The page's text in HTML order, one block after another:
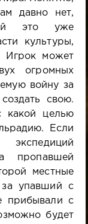
давно нет,
это уже
культуры,
Игрок может
огромных
войну за
свою.
какой целью
Если
пропавшей
местные
за упавший с
прибывали с
будет